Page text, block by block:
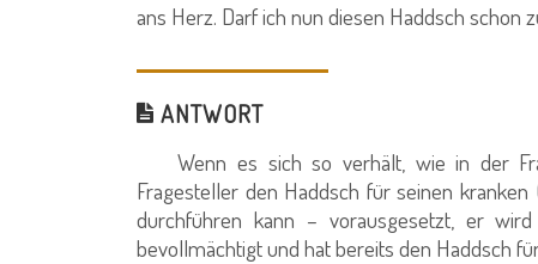
ans Herz. Darf ich nun diesen Haddsch schon
ANTWORT
Wenn es sich so verhält, wie in der
Fragesteller den Haddsch für seinen
durchführen kann – vorausgesetzt, er
bevollmächtigt und hat bereits den Haddsch